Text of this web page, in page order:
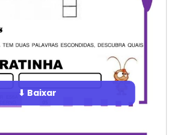
⬇ Baixar